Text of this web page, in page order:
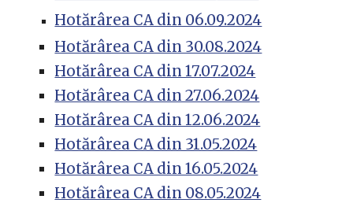
Hotărârea CA din 06.09.2024
Hotărârea CA din 30.08.2024
Hotărârea CA din 17.07.2024
Hotărârea CA din 27.06.2024
Hotărârea CA din 12.06.2024
Hotărârea CA din 31.05.2024
Hotărârea CA din 16.05.2024
Hotărârea CA din 08.05.2024